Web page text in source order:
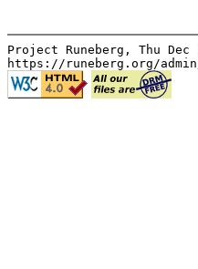
Project Runeberg, Thu
https://runeberg.org/